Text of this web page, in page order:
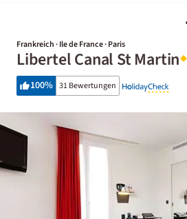
Frankreich · Ile de France · Paris
Libertel Canal St Martin
100% 31 Bewertungen